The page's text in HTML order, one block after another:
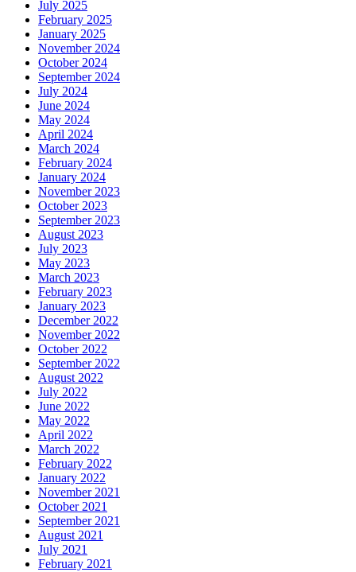
July 2025
February 2025
January 2025
November 2024
October 2024
September 2024
July 2024
June 2024
May 2024
April 2024
March 2024
February 2024
January 2024
November 2023
October 2023
September 2023
August 2023
July 2023
May 2023
March 2023
February 2023
January 2023
December 2022
November 2022
October 2022
September 2022
August 2022
July 2022
June 2022
May 2022
April 2022
March 2022
February 2022
January 2022
November 2021
October 2021
September 2021
August 2021
July 2021
February 2021